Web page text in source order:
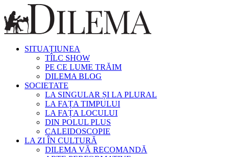
SITUAȚIUNEA
TÎLC SHOW
PE CE LUME TRĂIM
DILEMA BLOG
SOCIETATE
LA SINGULAR ȘI LA PLURAL
LA FAȚA TIMPULUI
LA FAȚA LOCULUI
DIN POLUL PLUS
CALEIDOSCOPIE
LA ZI ÎN CULTURĂ
DILEMA VĂ RECOMANDĂ